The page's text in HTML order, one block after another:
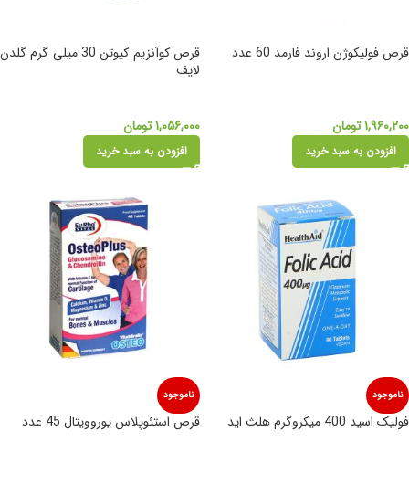
قرص فولیکوژن اروند فارمد 60 عدد
۱,۹۶۰,۲۰۰تومان
افزودن به سبد خرید
قرص کوآنزیم کیوتن 30 میلی گرم گلدن
لایف
۱,۰۵۶,۰۰۰تومان
افزودن به سبد خرید
ناموجود
فولیک اسید 400 میکروگرم هلث اید
ناموجود
قرص استئوپلاس یوروویتال 45 عدد